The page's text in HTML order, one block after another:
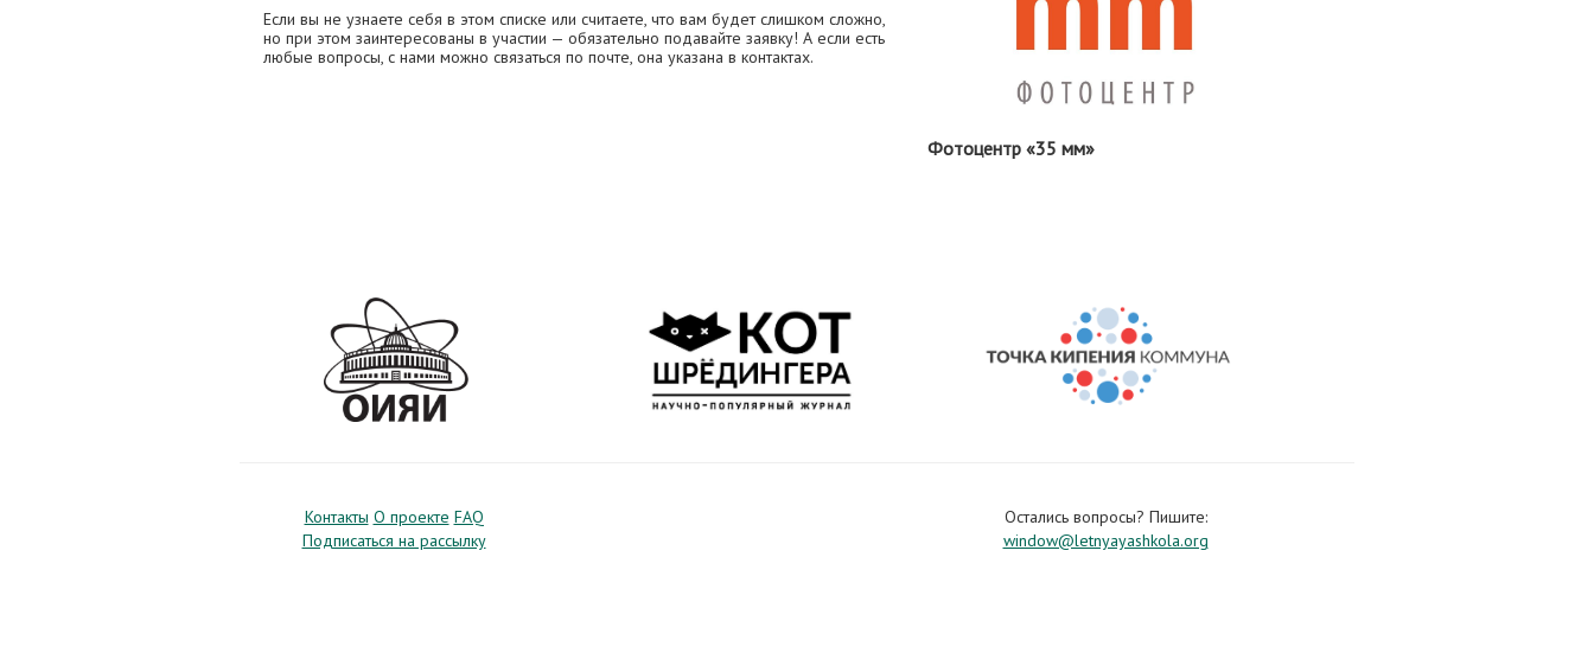
Если вы не узнаете себя в этом списке или считаете, что вам будет слишком сложно,
но при этом заинтересованы в участии — обязательно подавайте заявку! А если есть
любые вопросы, с нами можно связаться по почте, она указана в контактах.
Фотоцентр «35 мм»
Контакты О проекте FAQ
Подписаться на рассылку
Остались вопросы? Пишите:
window@letnyayashkola.org